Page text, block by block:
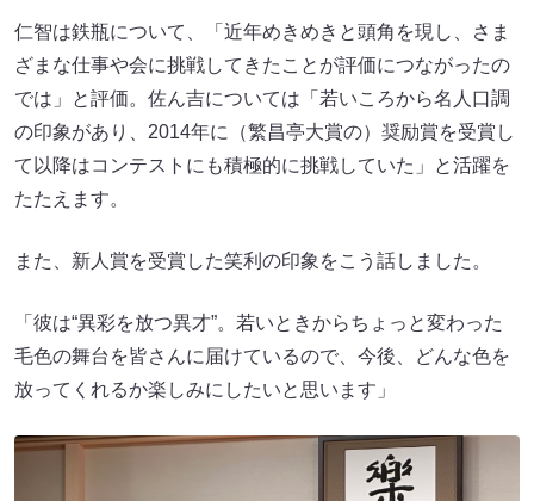
仁智は鉄瓶について、「近年めきめきと頭角を現し、さま
ざまな仕事や会に挑戦してきたことが評価につながったの
では」と評価。佐ん吉については「若いころから名人口調
の印象があり、2014年に（繁昌亭大賞の）奨励賞を受賞し
て以降はコンテストにも積極的に挑戦していた」と活躍を
たたえます。
また、新人賞を受賞した笑利の印象をこう話しました。
「彼は“異彩を放つ異才”。若いときからちょっと変わった
毛色の舞台を皆さんに届けているので、今後、どんな色を
放ってくれるか楽しみにしたいと思います」